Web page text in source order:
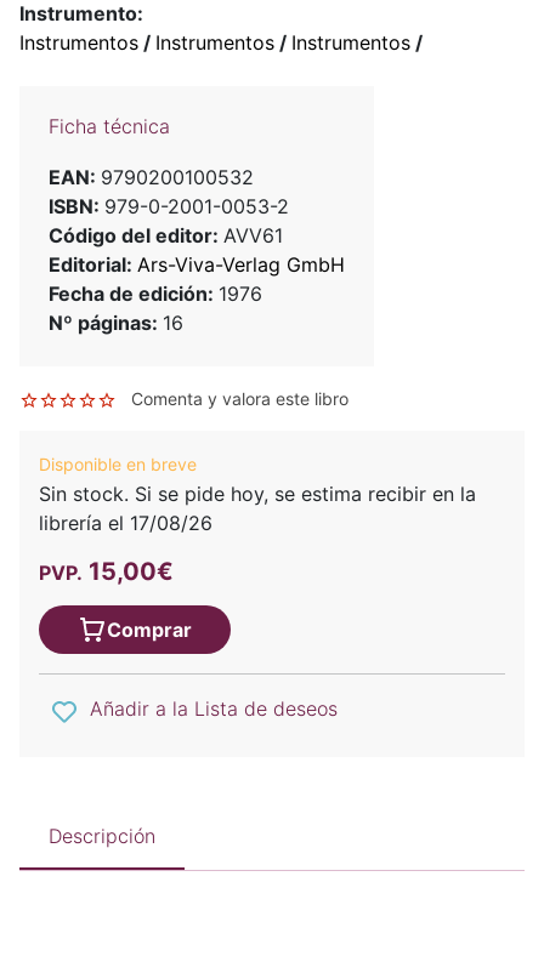
Instrumento:
Instrumentos / Instrumentos / Instrumentos /
Ficha técnica
EAN: 9790200100532
ISBN: 979-0-2001-0053-2
Código del editor: AVV61
Editorial: Ars-Viva-Verlag GmbH
Fecha de edición: 1976
Nº páginas: 16
Comenta y valora este libro
Disponible en breve
Sin stock. Si se pide hoy, se estima recibir en la
librería el 17/08/26
PVP. 15,00€
Comprar
Añadir a la Lista de deseos
Descripción